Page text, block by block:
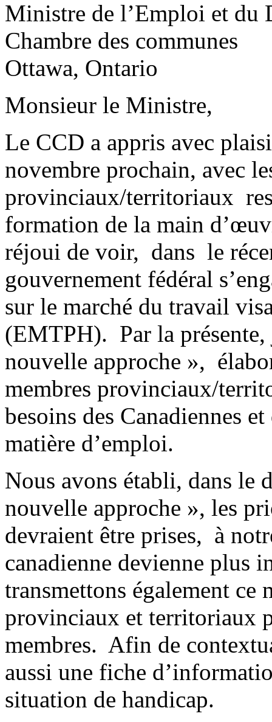
Ministre de l’Emploi et du
Chambre des communes
Ottawa, Ontario
Monsieur le Ministre,
Le CCD a appris avec
novembre prochain, avec
provinciaux/territoriaux
formation de la main
réjoui de voir, dans le
gouvernement fédéral
sur le marché du travail
(EMTPH). Par la
nouvelle approche »,
membres provinciaux/
besoins des Canadiennes
matière d’emploi.
Nous avons établi, dans
nouvelle approche », les
devraient être prises, à
canadienne devienne plus
transmettons également ce
provinciaux et territoriaux
membres. Afin de
aussi une fiche
situation de handicap.